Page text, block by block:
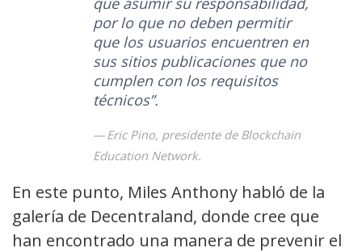
por lo que no deben permitir
que los usuarios encuentren en
sus sitios publicaciones que no
cumplen con los requisitos
técnicos”.
Eric Pino, presidente de Blockchain
Education Network.
En este punto, Miles Anthony habló de la
galería de Decentraland, donde cree que
han encontrado una manera de prevenir el